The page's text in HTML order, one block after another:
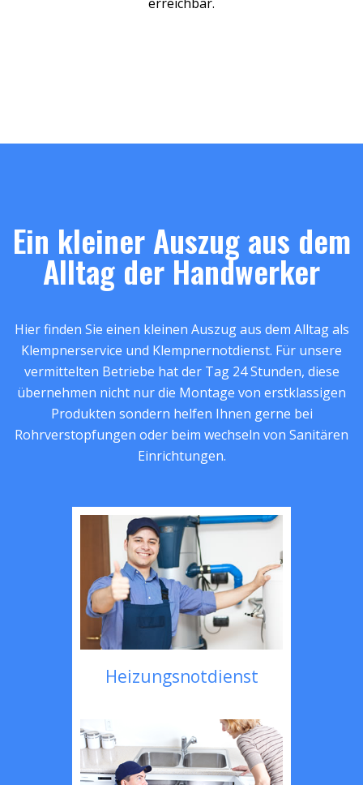
Ein kleiner Auszug aus dem
Alltag der Handwerker
Hier finden Sie einen kleinen Auszug aus dem Alltag als
Klempnerservice und Klempnernotdienst. Für unsere
vermittelten Betriebe hat der Tag 24 Stunden, diese
übernehmen nicht nur die Montage von erstklassigen
Produkten sondern helfen Ihnen gerne bei
Rohrverstopfungen oder beim wechseln von Sanitären
Einrichtungen.
Heizungsnotdienst